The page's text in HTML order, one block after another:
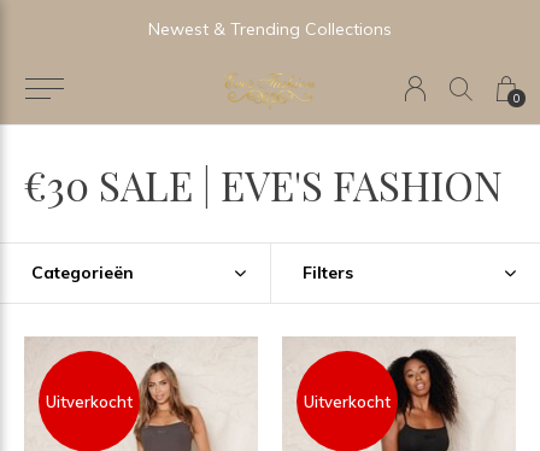
0
Newest & Trending Collections
€30 SALE | EVE'S FASHION
Categorieën Filters
Uitverkocht Uitverkocht